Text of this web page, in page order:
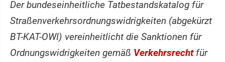
Der bundeseinheitliche Tatbestandskatalog für
Straßenverkehrsordnungswidrigkeiten (abgekürzt
BT-KAT-OWI) vereinheitlicht die Sanktionen für
Ordnungswidrigkeiten gemäß Verkehrsrechtfür